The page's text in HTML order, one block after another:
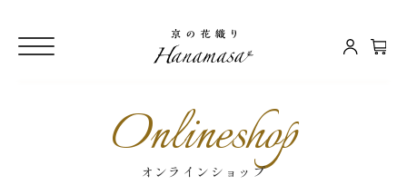
Onlineshop
オンラインショップ